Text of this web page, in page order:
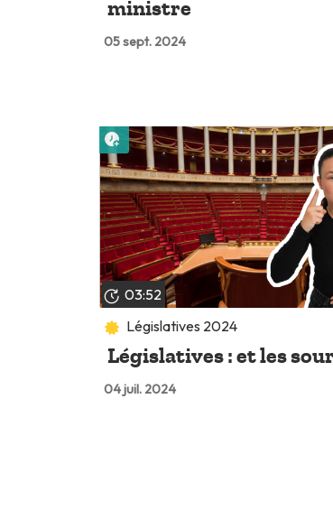
ministre
05 sept. 2024
03:52
Législatives 2024
Législatives : et les
04 juil. 2024
Lire plus tard